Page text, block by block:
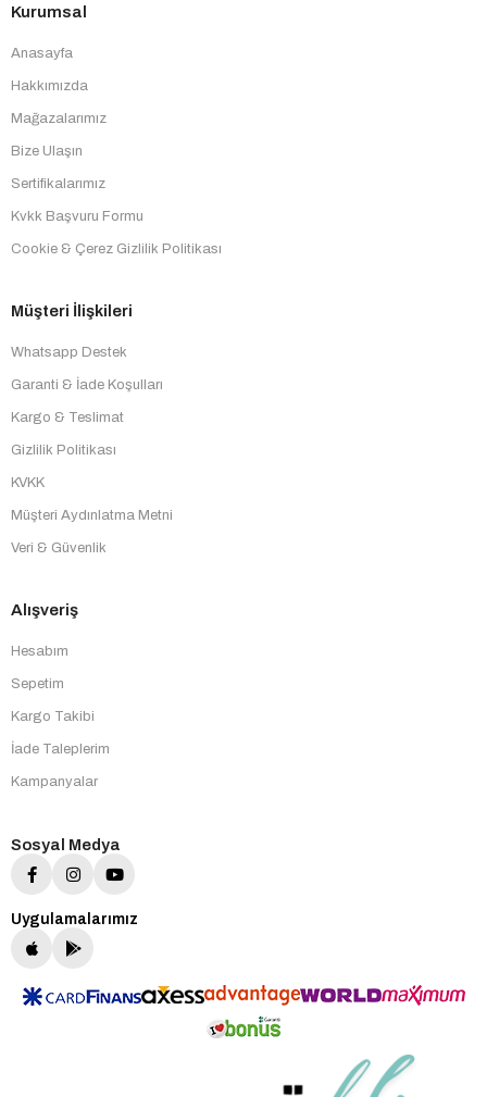
Kurumsal
Anasayfa
Hakkımızda
Mağazalarımız
Bize Ulaşın
Sertifikalarımız
Kvkk Başvuru Formu
Cookie & Çerez Gizlilik Politikası
Müşteri İlişkileri
Whatsapp Destek
Garanti & İade Koşulları
Kargo & Teslimat
Gizlilik Politikası
KVKK
Müşteri Aydınlatma Metni
Veri & Güvenlik
Alışveriş
Hesabım
Sepetim
Kargo Takibi
İade Taleplerim
Kampanyalar
Sosyal Medya
Uygulamalarımız